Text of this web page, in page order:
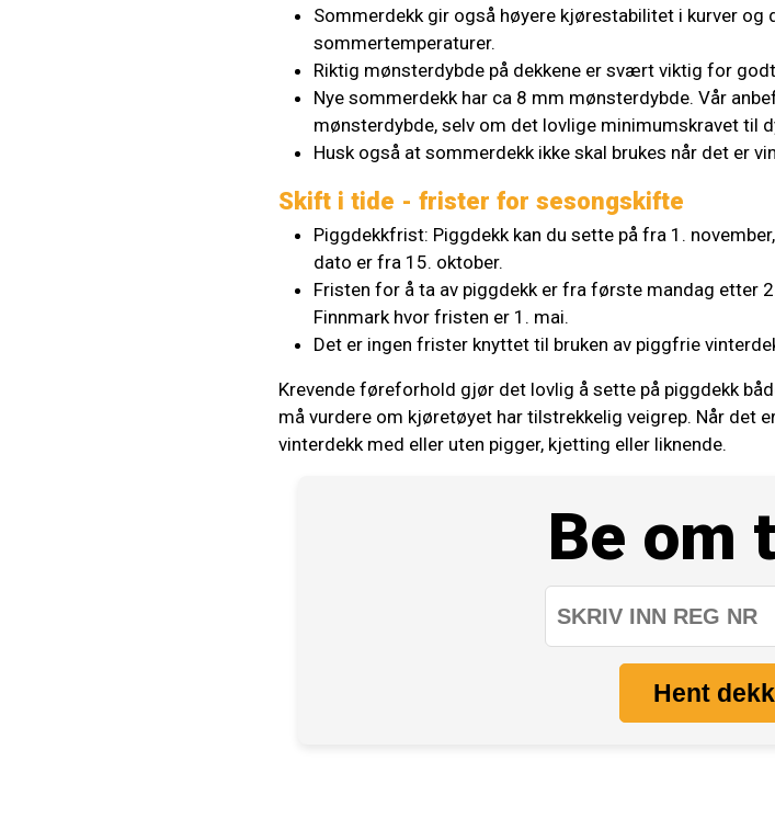
Sommerdekk gir også høyere kjørestabilitet i kurver og
sommertemperaturer.
Riktig mønsterdybde på dekkene er svært viktig for
Nye sommerdekk har ca 8 mm mønsterdybde. Vår
mønsterdybde, selv om det lovlige minimumskravet til
Husk også at sommerdekk ikke skal brukes når det er
Skift i tide - frister for sesongskifte
Piggdekkfrist: Piggdekk kan du sette på fra 1.
dato er fra 15. oktober.
Fristen for å ta av piggdekk er fra første mandag etter
Finnmark hvor fristen er 1. mai.
Det er ingen frister knyttet til bruken av piggfrie
Krevende føreforhold gjør det lovlig å sette på piggdekk
må vurdere om kjøretøyet har tilstrekkelig veigrep. Når det
vinterdekk med eller uten pigger, kjetting eller liknende.
Be om
Hent